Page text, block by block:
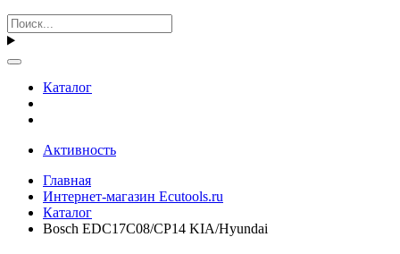
Каталог
Активность
Главная
Интернет-магазин Ecutools.ru
Каталог
Bosch EDC17C08/CP14 KIA/Hyundai